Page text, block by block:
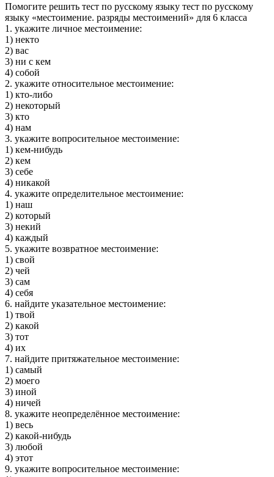
Помогите решить тест по русскому языку тест по русскому
языку «местоимение. разряды местоимений» для 6 класса
1. укажите личное местоимение:
1) некто
2) вас
3) ни с кем
4) собой
2. укажите относительное местоимение:
1) кто-либо
2) некоторый
3) кто
4) нам
3. укажите вопросительное местоимение:
1) кем-нибудь
2) кем
3) себе
4) никакой
4. укажите определительное местоимение:
1) наш
2) который
3) некий
4) каждый
5. укажите возвратное местоимение:
1) свой
2) чей
3) сам
4) себя
6. найдите указательное местоимение:
1) твой
2) какой
3) тот
4) их
7. найдите притяжательное местоимение:
1) самый
2) моего
3) иной
4) ничей
8. укажите неопределённое местоимение:
1) весь
2) какой-нибудь
3) любой
4) этот
9. укажите вопросительное местоимение: